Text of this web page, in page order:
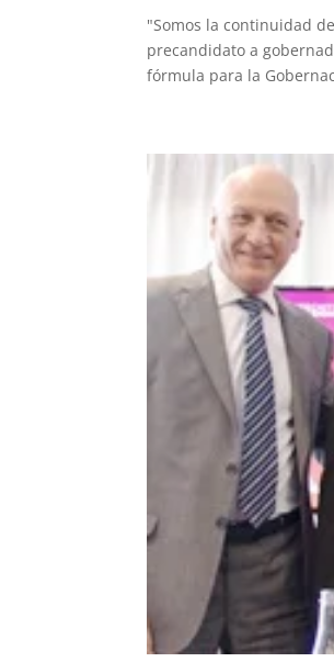
"Somos la continuidad
precandidato a
fórmula para la